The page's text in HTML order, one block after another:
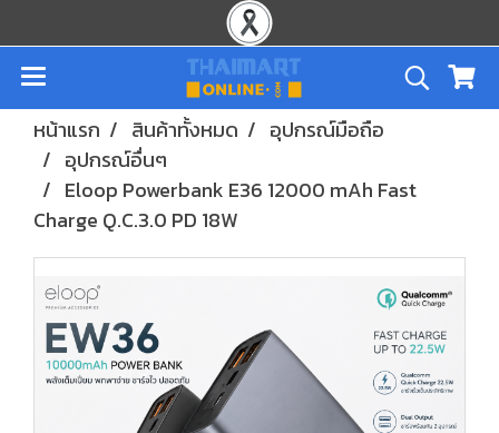
หน้าแรก สินค้าทั้งหมด
อุปกรณ์มือถือ
อุปกรณ์อื่นๆ
Eloop Powerbank E36 12000 mAh Fast
Charge Q.C.3.0 PD 18W